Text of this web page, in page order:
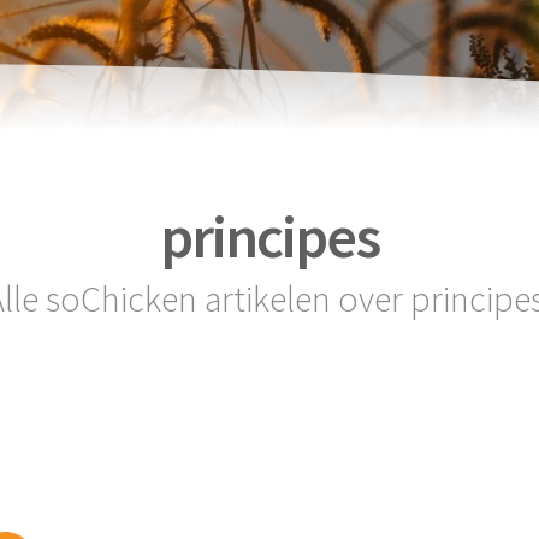
principes
soChicken artikelen over